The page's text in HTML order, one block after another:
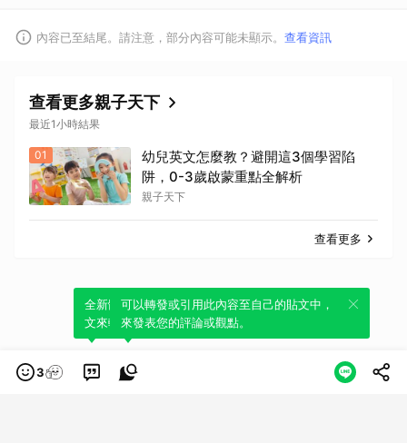
內容已至結尾。請注意，部分內容可能未顯示。 查看資訊
查看更多親子天下
最近1小時結果
01
幼兒英文怎麼教？避開這3個學習陷
阱，0-3歲啟蒙重點全解析
親子天下
查看更多
3
全新體驗！一鍵引用此內容，透過發布貼
文來輕鬆表達個人立場。
可以轉發或引用此內容至自己的貼文中，
來發表您的評論或觀點。